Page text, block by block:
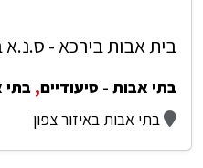
בית אבות בירכא -
בתי אבות - סיעודיים, בתי
בתי אבות באיזור צפון